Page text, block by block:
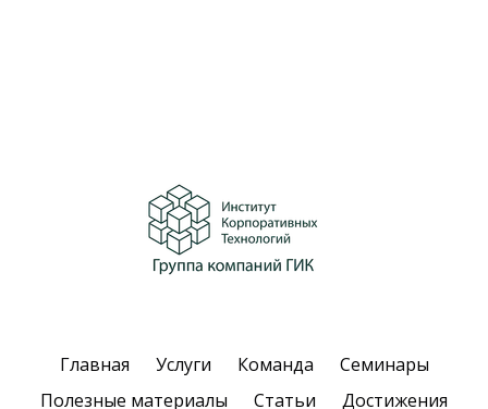
Главная Услуги Команда
Семинары
Полезные материалы
Статьи Достижения